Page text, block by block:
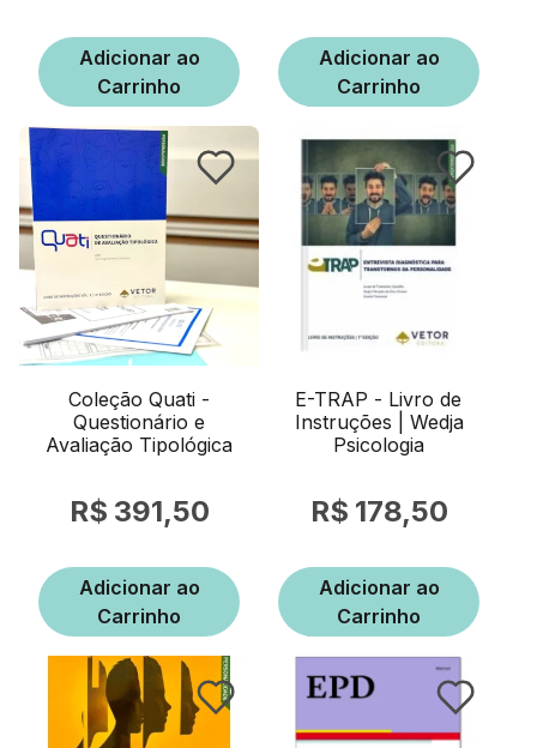
Adicionar ao
Carrinho
Adicionar ao
Carrinho
Coleção Quati -
Questionário e
Avaliação Tipológica
391,50
Adicionar ao
Carrinho
E-TRAP - Livro de
Instruções | Wedja
Psicologia
178,50
Adicionar ao
Carrinho